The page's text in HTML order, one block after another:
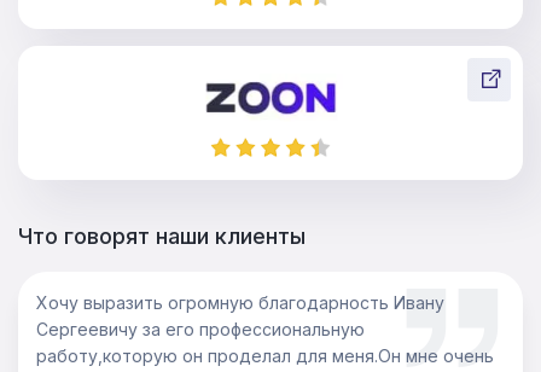
Что говорят наши клиенты
Хочу выразить огромную благодарность Ивану
Сергеевичу за его профессиональную
работу,которую он проделал для меня.Он мне очень